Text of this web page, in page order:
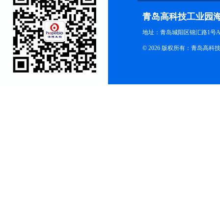
青岛高科技工业园
地址：青岛城阳区锦汇路1号
© 2026 版权所有：青岛高科